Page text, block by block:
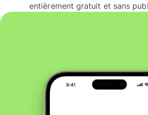
entièrement gratuit et sans